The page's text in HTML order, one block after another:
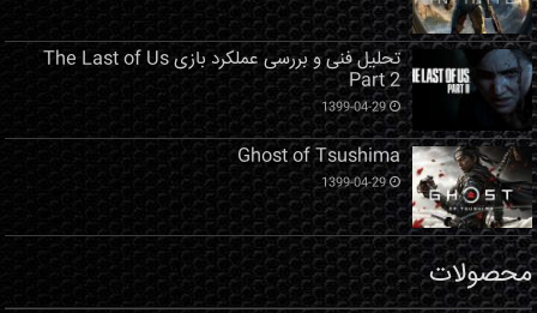
تحلیل فنی و بررسی عملکرد بازی The Last of Us
Part 2
1399-04-29
Ghost of Tsushima
1399-04-29
محصولات